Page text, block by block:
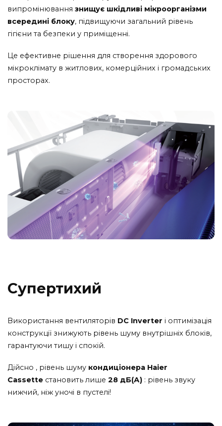
випромінювання знищує шкідливі мікроорганізми
всередині блоку, підвищуючи загальний рівень
гігієни та безпеки у приміщенні.
Це ефективне рішення для створення здорового
мікроклімату в житлових, комерційних і громадських
просторах.
Супертихий
Використання вентиляторів DC Inverter і оптимізація
конструкції знижують рівень шуму внутрішніх блоків,
гарантуючи тишу і спокій.
Дійсно , рівень шуму кондиціонера Haier
Cassette становить лише 28 дБ(А) : рівень звуку
нижчий, ніж уночі в пустелі!